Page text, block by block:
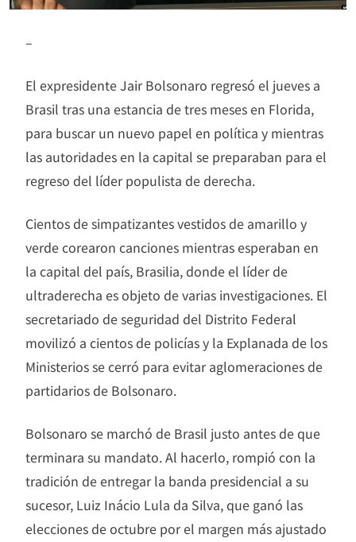
–
El expresidente Jair Bolsonaro regresó el jueves a
Brasil tras una estancia de tres meses en Florida,
para buscar un nuevo papel en política y mientras
las autoridades en la capital se preparaban para el
regreso del líder populista de derecha.
Cientos de simpatizantes vestidos de amarillo y
verde corearon canciones mientras esperaban en
la capital del país, Brasilia, donde el líder de
ultraderecha es objeto de varias investigaciones. El
secretariado de seguridad del Distrito Federal
movilizó a cientos de policías y la Explanada de los
Ministerios se cerró para evitar aglomeraciones de
partidarios de Bolsonaro.
Bolsonaro se marchó de Brasil justo antes de que
terminara su mandato. Al hacerlo, rompió con la
tradición de entregar la banda presidencial a su
sucesor, Luiz Inácio Lula da Silva, que ganó las
elecciones de octubre por el margen más ajustado